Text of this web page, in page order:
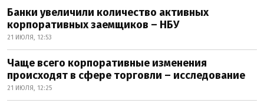
Банки увеличили количество активных
корпоративных заемщиков – НБУ
21 ИЮЛЯ, 12:53
Чаще всего корпоративные изменения
происходят в сфере торговли – исследование
21 ИЮЛЯ, 12:25